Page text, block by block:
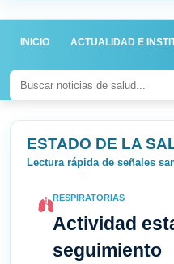
INICIO ACTUALIDAD E
ESTADO DE LA
Lectura rápida de señales
RESPIRATORIAS
Actividad
seguimiento